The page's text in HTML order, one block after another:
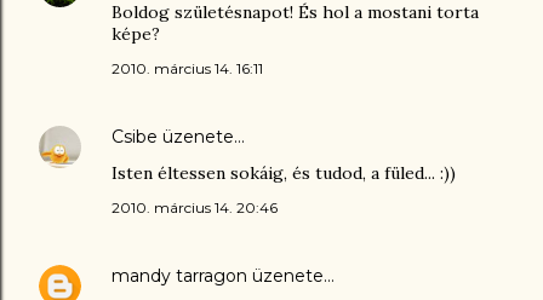
Boldog születésnapot! És hol a mostani torta
képe?
2010. március 14. 16:11
Csibe üzenete…
Isten éltessen sokáig, és tudod, a füled... :))
2010. március 14. 20:46
mandy tarragon üzenete…